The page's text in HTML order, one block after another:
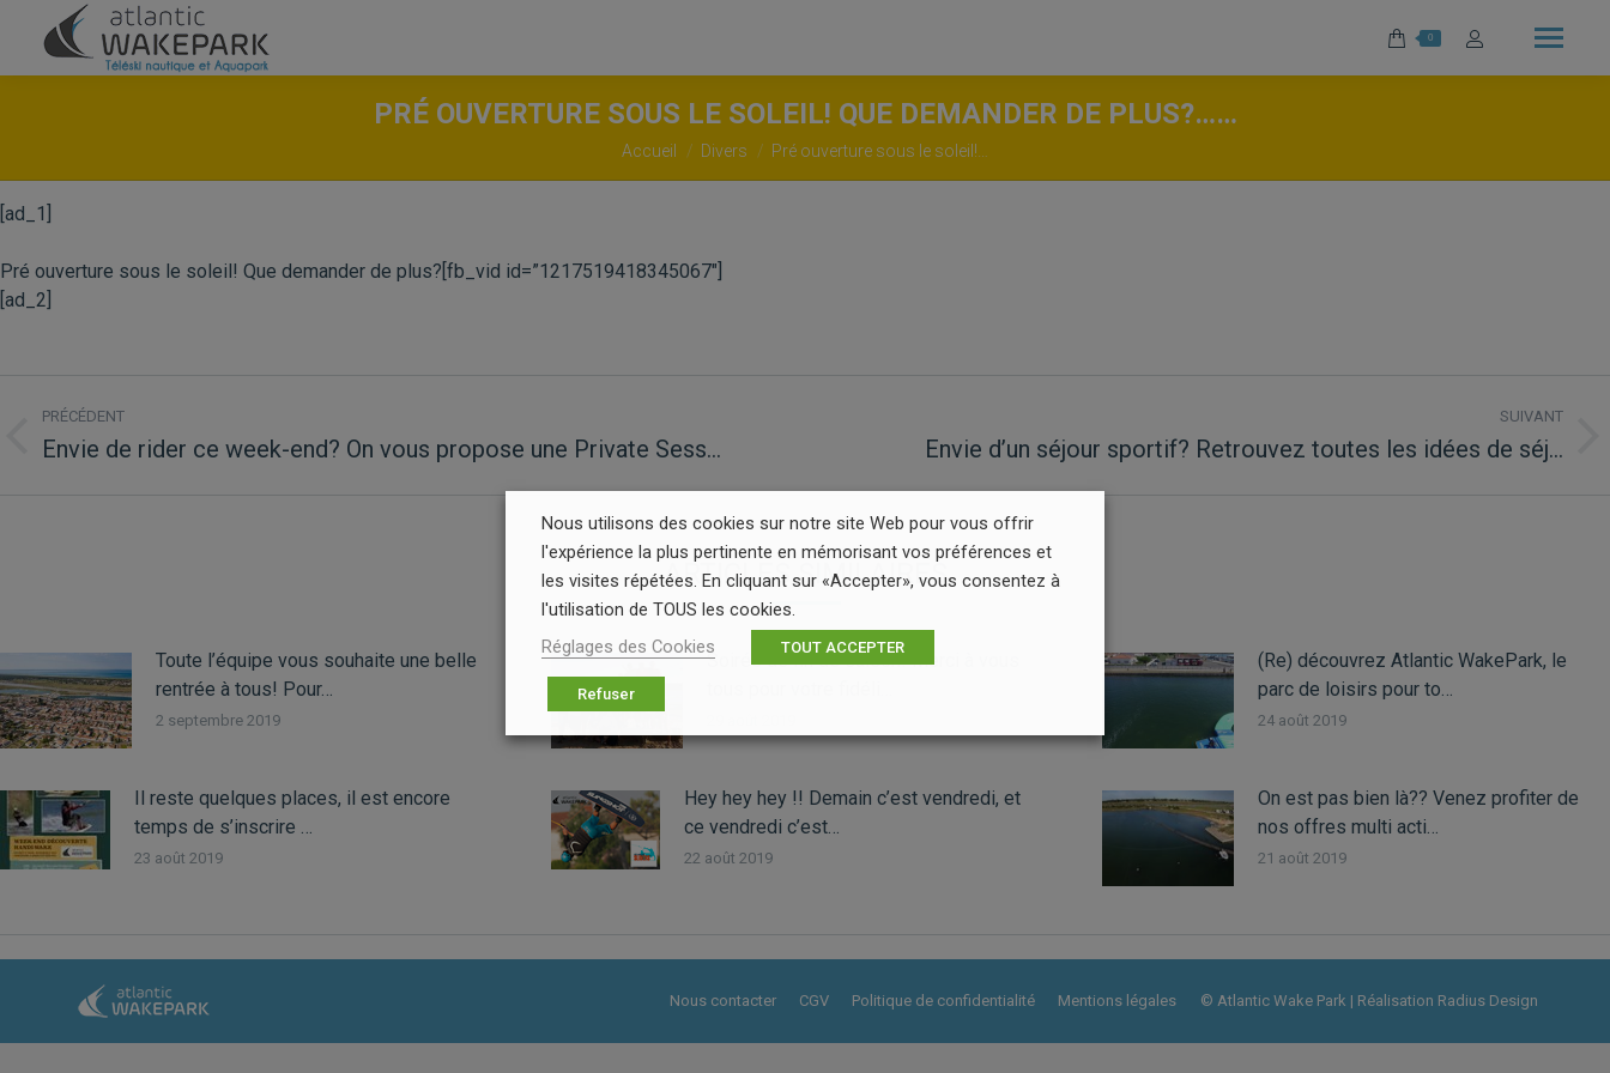
0
PRÉ OUVERTURE SOUS LE SOLEIL! QUE DEMANDER DE PLUS?……
Vous êtes ici :
Accueil Divers Pré ouverture sous le soleil!…
[ad_1]
Pré ouverture sous le soleil! Que demander de plus?[fb_vid id=”1217519418345067″]
[ad_2]
NAVIGATION
ARTICLE
PRÉCÉDENT
Article
Envie de rider ce week-end? On vous propose une Private Sess…
SUIVANT
Envie d’un séjour sportif? Retrouvez toutes les idées de séj…
ARTICLES SIMILAIRES
Toute l’équipe vous souhaite une belle
rentrée à tous! Pour…
2 septembre 2019
Soirée de fin de saison! Merci à vous
(Re) découvrez Atlantic WakePark, le
parc de loisirs pour to…
24 août 2019
Il reste quelques places, il est encore
temps de s’inscrire …
23 août 2019
Hey hey hey !! Demain c’est vendredi, et
ce vendredi c’est…
22 août 2019
On est pas bien là?? Venez profiter de
nos offres multi acti…
21 août 2019
Nous contacter CGV Politique de confidentialité Mentions légales © Atlantic Wake Park | Réalisation Radius Design
Nous utilisons des cookies sur notre site Web pour vous offrir
l'expérience la plus pertinente en mémorisant vos préférences et
les visites répétées. En cliquant sur «Accepter», vous consentez à
l'utilisation de TOUS les cookies.
Réglages des Cookies
TOUT ACCEPTER
Refuser